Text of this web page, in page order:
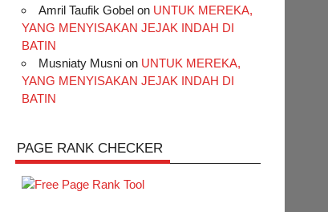
Amril Taufik Gobelon UNTUK MEREKA,
YANG MENYISAKAN JEJAK INDAH DI
BATIN
Musniaty Musnion UNTUK MEREKA,
YANG MENYISAKAN JEJAK INDAH DI
BATIN
PAGE RANK CHECKER